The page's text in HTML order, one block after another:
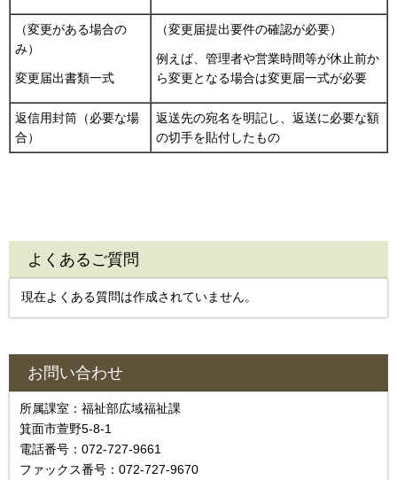
（変更がある場合の
み）
変更届出書類一式
（変更届提出要件の確認が必要）
例えば、管理者や営業時間等が休止前か
ら変更となる場合は変更届一式が必要
返信用封筒（必要な場
合）
返送先の宛名を明記し、返送に必要な額
の切手を貼付したもの
よくあるご質問
現在よくある質問は作成されていません。
お問い合わせ
所属課室：福祉部広域福祉課
箕面市萱野5-8-1
電話番号：072-727-9661
ファックス番号：072-727-9670